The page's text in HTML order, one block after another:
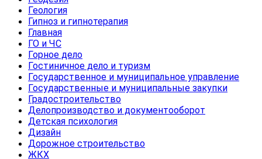
Геология
Гипноз и гипнотерапия
Главная
ГО и ЧС
Горное дело
Гостиничное дело и туризм
Государственное и муниципальное управление
Государственные и муниципальные закупки
Градостроительство
Делопроизводство и документооборот
Детская психология
Дизайн
Дорожное строительство
ЖКХ